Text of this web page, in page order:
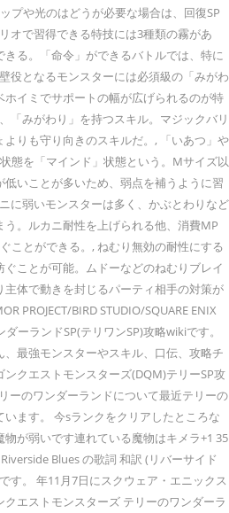
プや光のはどうが必要な場合は、回復SP
オで習得できる特技には3種類の霧があ
る。「命令」ができるバトルでは、特に
役となるモンスターには必須級の「みがわ
ホイミでサポートの幅が広げられるのが特
「みがわり」を持つスキル。マジックバリ
りも守り向きのスキルだ。, 「いあつ」や
態を「マインド」状態という。Mサイズ以
いことが多いため、弱点を補うように習
に弱いモンスターは多く、かぶとわりなど
。ルカニ耐性を上げられる他、消費MP
ことができる。, ねむり無効の耐性にする
ことが可能。ムドーなどのねむりブレイ
体で動きを封じるパーティ相手の対策が
PROJECT/BIRD STUDIO/SQUARE ENIX
ーランドSP(テリワンSP)攻略wikiです。
最強モンスターやスキル、口伝、攻略チ
クエストモンスターズ(DQM)テリーSP攻
ーのワンダーランドについて最近テリーの
ます。 今sランクをクリアしたところな
が弱いです連れている魔物はキメラ+1 35
Blues の歌詞 和訳 (リバーサイド
す。 年11月7日にスクウェア・エニックス
エストモンスターズ テリーのワンダーラ